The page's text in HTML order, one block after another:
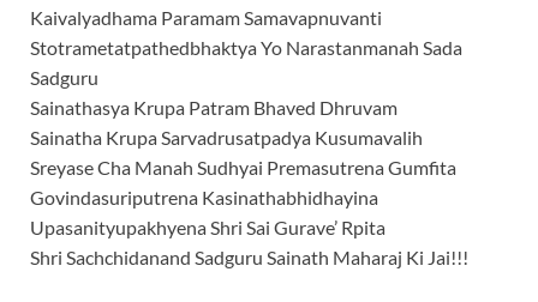
Kaivalyadhama Paramam Samavapnuvanti
Stotrametatpathedbhaktya Yo Narastanmanah Sada
Sadguru
Sainathasya Krupa Patram Bhaved Dhruvam
Sainatha Krupa Sarvadrusatpadya Kusumavalih
Sreyase Cha Manah Sudhyai Premasutrena Gumfita
Govindasuriputrena Kasinathabhidhayina
Upasanityupakhyena Shri Sai Gurave’ Rpita
Shri Sachchidanand Sadguru Sainath Maharaj Ki Jai!!!